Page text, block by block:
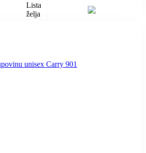
Lista
želja